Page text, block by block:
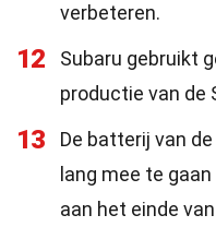
verbeteren.
12
Subaru gebruikt
productie van de
13
De batterij van
lang mee te
aan het einde